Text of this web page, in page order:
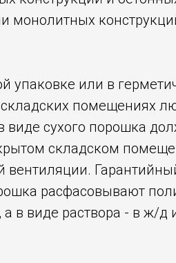
монолитных
упаковке или в
помещениях
сухого порошка
складском
расфасовывают
в виде раствора - в ж/д